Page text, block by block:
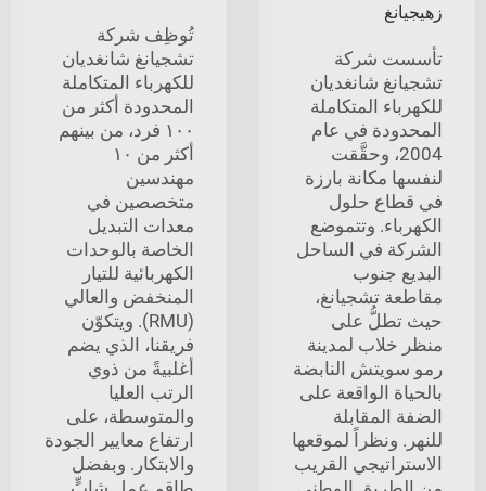
زهيجيانغ
تأسست شركة
تشجيانغ شانغديان
للكهرباء المتكاملة
المحدودة في عام
2004، وحقَّقت
لنفسها مكانة بارزة
في قطاع حلول
الكهرباء. وتتموضع
الشركة في الساحل
البديع جنوب
مقاطعة تشجيانغ،
حيث تطلُّ على
منظر خلاب لمدينة
رمو سويتش النابضة
بالحياة الواقعة على
الضفة المقابلة
للنهر. ونظراً لموقعها
الاستراتيجي القريب
تُوظِف شركة
تشجيانغ شانغديان
للكهرباء المتكاملة
المحدودة أكثر من
١٠٠ فرد، من بينهم
أكثر من ١٠
مهندسين
متخصصين في
معدات التبديل
الخاصة بالوحدات
الكهربائية للتيار
المنخفض والعالي
(RMU). ويتكوّن
فريقنا، الذي يضم
أغلبيةً من ذوي
الرتب العليا
والمتوسطة، على
ارتفاع معايير الجودة
والابتكار. وبفضل